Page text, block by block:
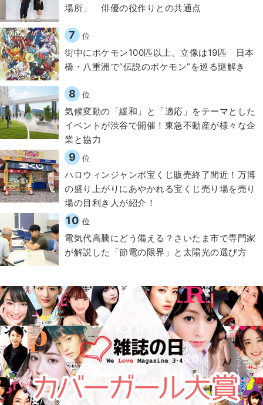
場所」 俳優の役作りとの共通点
7 位
街中にポケモン100匹以上、立像は19匹 日本
橋・八重洲で“伝説のポケモン”を巡る謎解き
8 位
気候変動の「緩和」と「適応」をテーマとした
イベントが渋谷で開催！東急不動産が様々な企
業と協力
9 位
ハロウィンジャンボ宝くじ販売終了間近！万博
の盛り上がりにあやかれる宝くじ売り場を売り
場の目利き人が紹介！
10 位
電気代高騰にどう備える？さいたま市で専門家
が解説した「節電の限界」と太陽光の選び方